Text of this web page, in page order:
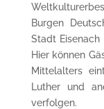
Burgen
Stadt
Hier können
Mittelalters
Luther und
verfolgen.